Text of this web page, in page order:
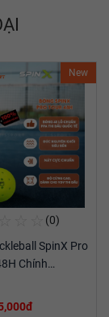
New
chi tiết
(0)
SpinX Pro
Chính…